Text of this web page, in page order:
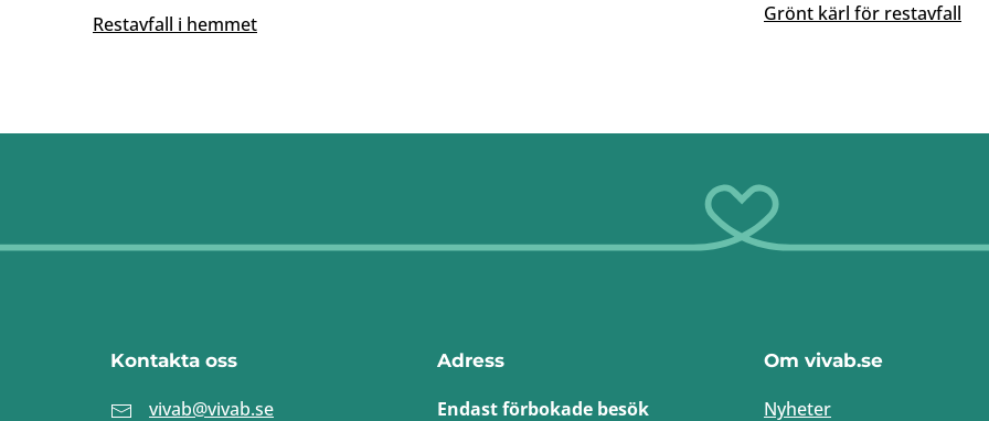
Restavfall i hemmet
Grönt kärl för restavfall
Kontakta oss
vivab@vivab.se
Adress
Endast förbokade besök
Om vivab.se
Nyheter